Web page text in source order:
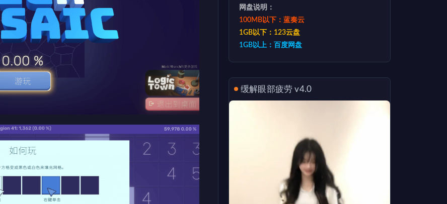
网盘说明：
100MB以下：蓝奏云
1GB以下：123云盘
1GB以上：百度网盘
缓解眼部疲劳 v4.0